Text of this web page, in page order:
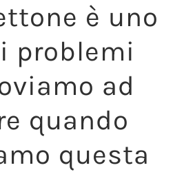
è uno
problemi
ad
quando
questa